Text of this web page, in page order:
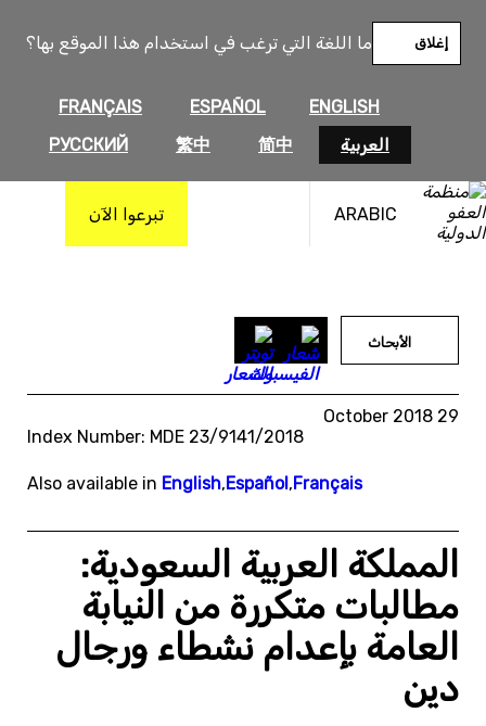
ما اللغة التي ترغب في استخدام هذا الموقع بها؟
ENGLISH
ESPAÑOL
FRANÇAIS
العربية
简中
繁中
РУССКИЙ
إغلاق
ARABIC تبرعوا الآن
المحتوى
الأبحاث
29 October 2018
Index Number: MDE 23/9141/2018
Also available in English,Español,Français
المملكة العربية السعودية:
مطالبات متكررة من النيابة
العامة بإعدام نشطاء ورجال
دين